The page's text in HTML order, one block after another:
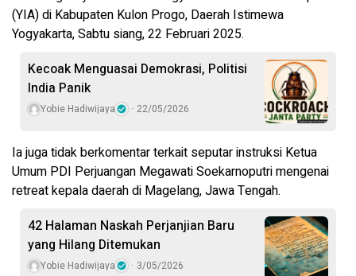
(YIA) di Kabupaten Kulon Progo, Daerah Istimewa
Yogyakarta, Sabtu siang, 22 Februari 2025.
Kecoak Menguasai Demokrasi, Politisi
India Panik
Yobie Hadiwijaya 22/05/2026
Ia juga tidak berkomentar terkait seputar instruksi Ketua
Umum PDI Perjuangan Megawati Soekarnoputri mengenai
retreat kepala daerah di Magelang, Jawa Tengah.
42 Halaman Naskah Perjanjian Baru
yang Hilang Ditemukan
Yobie Hadiwijaya 3/05/2026